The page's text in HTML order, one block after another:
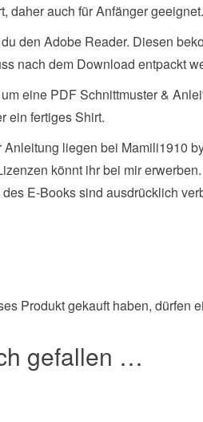
daher auch für Anfänger geeignet.
den Adobe Reader. Diesen
nach dem Download entpackt
eine PDF Schnittmuster &
ein fertiges Shirt.
liegen bei Mamili1910
könnt ihr bei mir
E-Books sind ausdrücklich
Produkt gekauft haben, dürfen
gefallen …